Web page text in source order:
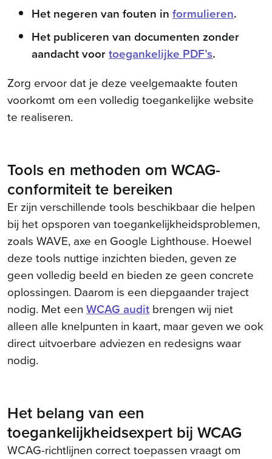
Het negeren van fouten in formulieren.
Het publiceren van documenten zonder
aandacht voortoegankelijke PDF’s.
Zorg ervoor dat je deze veelgemaakte fouten
voorkomt om een volledig toegankelijke website
te realiseren.
Tools en methoden om WCAG-
conformiteit te bereiken
Er zijn verschillende tools beschikbaar die helpen
bij het opsporen van toegankelijkheidsproblemen,
zoals WAVE, axe en Google Lighthouse. Hoewel
deze tools nuttige inzichten bieden, geven ze
geen volledig beeld en bieden ze geen concrete
oplossingen. Daarom is een diepgaander traject
nodig. Met een WCAG audit brengen wij niet
alleen alle knelpunten in kaart, maar geven we ook
direct uitvoerbare adviezen en redesigns waar
nodig.
Het belang van een
toegankelijkheidsexpert bij WCAG
WCAG-richtlijnen correct toepassen vraagt om